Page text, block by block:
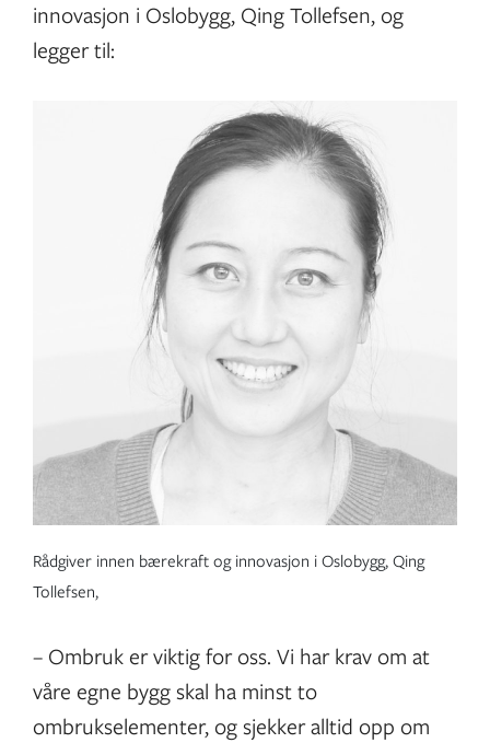
innovasjon i Oslobygg, Qing Tollefsen, og
legger til:
Rådgiver innen bærekraft og innovasjon i Oslobygg, Qing
Tollefsen,
– Ombruk er viktig for oss. Vi har krav om at
våre egne bygg skal ha minst to
ombrukselementer, og sjekker alltid opp om